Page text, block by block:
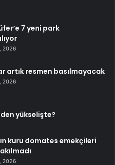
7 yeni park
2026
artık resmen basılmayacak
2026
yükselişte?
kuru domates emekçileri
2026